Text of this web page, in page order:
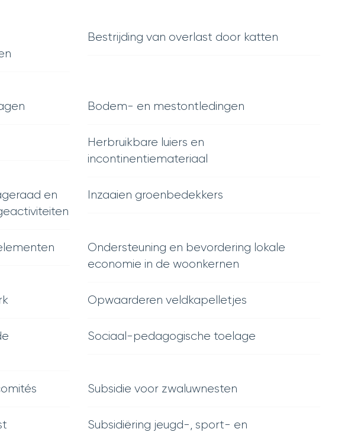
Bestrijding van overlast door katten
Bodem- en mestontledingen
Herbruikbare luiers en
incontinentiemateriaal
en
Inzaaien groenbedekkers
Ondersteuning en bevordering lokale
economie in de woonkernen
Opwaarderen veldkapelletjes
Sociaal-pedagogische toelage
Subsidie voor zwaluwnesten
Subsidiëring jeugd-, sport- en